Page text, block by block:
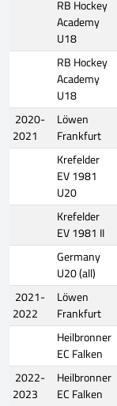
RB Hockey
Academy
U18
RB Hockey
Academy
U18
2020-
2021
Löwen
Frankfurt
Krefelder
EV 1981
U20
Krefelder
EV 1981 II
Germany
U20 (all)
2021-
2022
Löwen
Frankfurt
Heilbronner
EC Falken
2022-
2023
Heilbronner
EC Falken